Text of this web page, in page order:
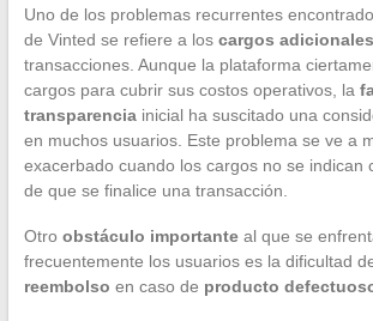
Uno de los problemas recurrentes
de Vinted se refiere a los cargos adicionales
transacciones. Aunque la plataforma
cargos para cubrir sus costos operativos, la
transparenciainicial ha suscitado una
en muchos usuarios. Este problema se ve a
exacerbado cuando los cargos no se indican
de que se finalice una transacción.
Otro obstáculo importanteal que se
frecuentemente los usuarios es la dificultad
reembolso en caso de producto